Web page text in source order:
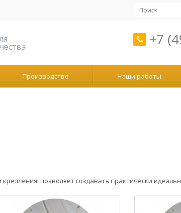
+7
Производство Наши работы
позволяет создавать практически